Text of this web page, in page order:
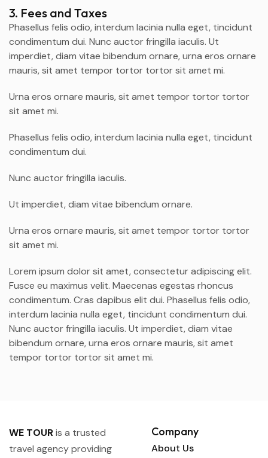
3. Fees and Taxes
Phasellus felis odio, interdum lacinia nulla eget, tincidunt
condimentum dui. Nunc auctor fringilla iaculis. Ut
imperdiet, diam vitae bibendum ornare, urna eros ornare
mauris, sit amet tempor tortor tortor sit amet mi.
Urna eros ornare mauris, sit amet tempor tortor tortor
sit amet mi.
Phasellus felis odio, interdum lacinia nulla eget, tincidunt
condimentum dui.
Nunc auctor fringilla iaculis.
Ut imperdiet, diam vitae bibendum ornare.
Urna eros ornare mauris, sit amet tempor tortor tortor
sit amet mi.
Lorem ipsum dolor sit amet, consectetur adipiscing elit.
Fusce eu maximus velit. Maecenas egestas rhoncus
condimentum. Cras dapibus elit dui. Phasellus felis odio,
interdum lacinia nulla eget, tincidunt condimentum dui.
Nunc auctor fringilla iaculis. Ut imperdiet, diam vitae
bibendum ornare, urna eros ornare mauris, sit amet
tempor tortor tortor sit amet mi.
WE TOURis a trusted
travel agency providing
Company
About Us